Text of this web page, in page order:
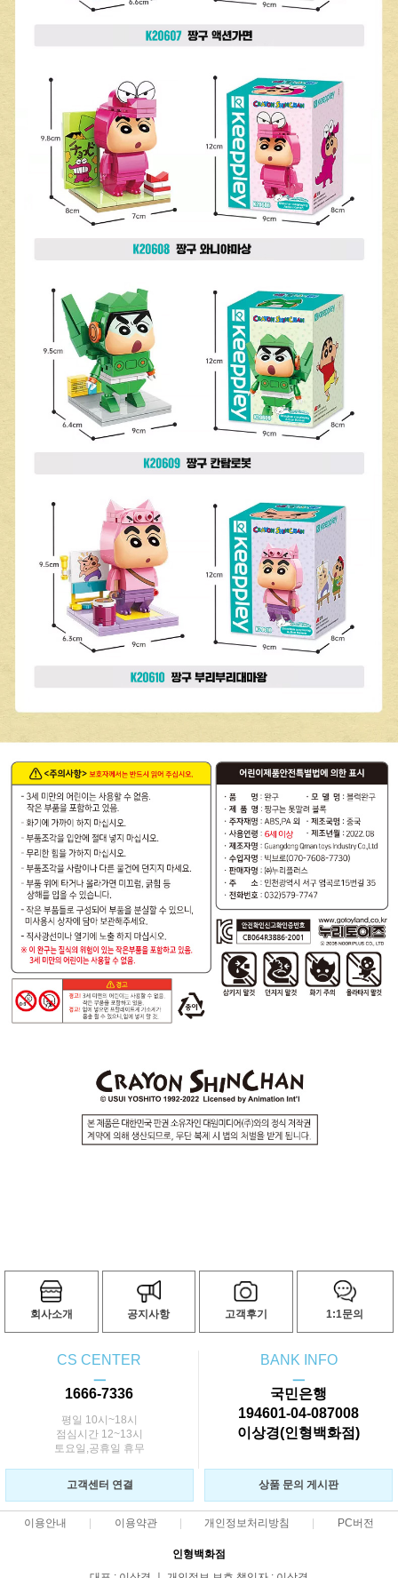
회사소개 공지사항 고객후기 1:1문의
CS CENTER
ㅡ
1666-7336
평일 10시~18시
점심시간 12~13시
토요일,공휴일 휴무
BANK INFO
ㅡ
국민은행
194601-04-087008
이상경(인형백화점)
고객센터 연결 상품 문의 게시판
이용안내 이용약관 개인정보처리방침 PC버전
인형백화점